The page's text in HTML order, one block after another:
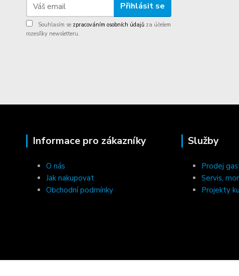
Přihlásit se
Souhlasím se zpracováním osobních údajů za účelem
rozesílky newsletteru.
Informace pro zákazníky
O nás
Jak nakupovat
Obchodní podmínky
Služby
Prodej
Servis,
Projekty